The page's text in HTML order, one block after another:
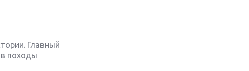
Главный
походы